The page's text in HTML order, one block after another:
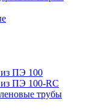
ПЭ 100
ПЭ 100-RC
трубы